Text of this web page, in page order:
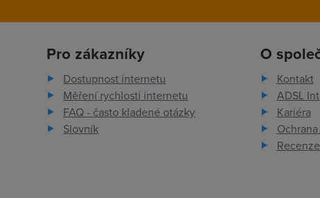
Pro zákazníky
Dostupnost internetu
Měření rychlosti internetu
FAQ - často kladené otázky
Slovník
O
Kontakt
ADSL
Kariéra